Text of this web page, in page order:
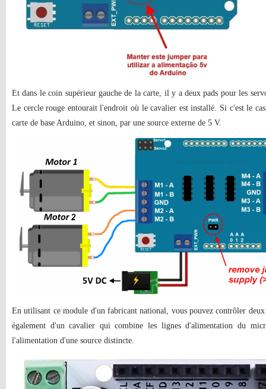
Et dans le coin supérieur gauche de la carte, il y a deux pads pour les
Le cercle rouge entourait l'endroit où le cavalier est installé. Si c'est le
carte de base Arduino, et sinon, par une source externe de 5 V.
En utilisant ce module d'un fabricant national, vous pouvez contrôler
également d'un cavalier qui combine les lignes d'alimentation du
l'alimentation d'une source distincte.